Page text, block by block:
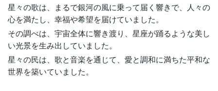
星々の歌は、まるで銀河の風に乗って届く響きで、人々の
心を満たし、幸福や希望を届けていました。
その調べは、宇宙全体に響き渡り、星座が踊るような美し
い光景を生み出していました。
星々の民は、歌と音楽を通じて、愛と調和に満ちた平和な
世界を築いていました。